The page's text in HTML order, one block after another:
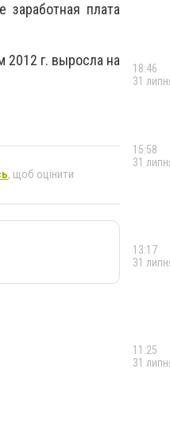
заработная плата
2012 г. выросла на
, щоб оцінити
18:46
31
15:58
31
13:17
31
11:25
31